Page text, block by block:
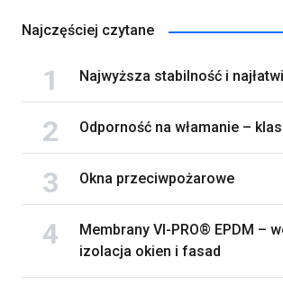
Najczęściej czytane
Najwyższa stabilność i
Odporność na włamanie –
Okna przeciwpożarowe
Membrany VI-PRO® EPDM –
izolacja okien i fasad